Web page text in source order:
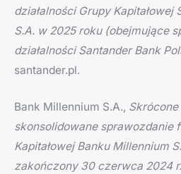
działalności Grupy Kapitałowej
S.A. w 2025 roku (obejmujące
działalności Santander Bank
santander.pl.
Bank Millennium S.A.,
skonsolidowane sprawozdanie
Kapitałowej Banku Millennium
zakończony 30 czerwca 2024 r.